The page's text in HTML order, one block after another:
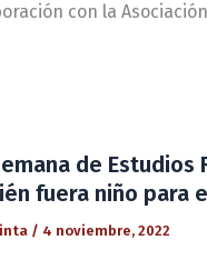
con la
de
fuera niño para
/ 4 noviembre, 2022